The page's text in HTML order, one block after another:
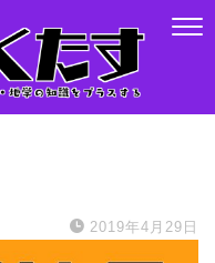
2019年4月29日